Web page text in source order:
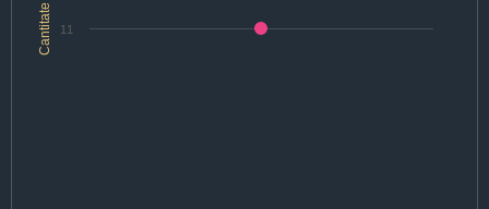
Cantitate 11